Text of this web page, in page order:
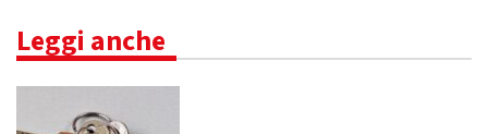
Leggi anche